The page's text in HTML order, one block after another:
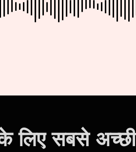
लिए सबसे अच्छी